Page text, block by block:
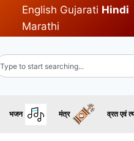
English Gujarati Hindi
Marathi
भजन मंत्र व्रत एवं